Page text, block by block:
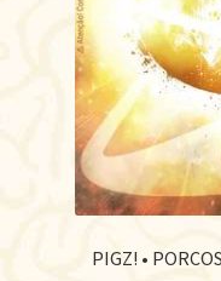
PIGZ! •